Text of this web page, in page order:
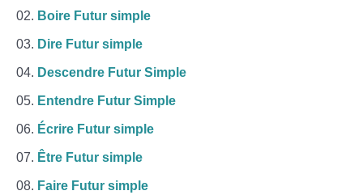
Boire Futur simple
Dire Futur simple
Descendre Futur Simple
Entendre Futur Simple
Écrire Futur simple
Être Futur simple
Faire Futur simple